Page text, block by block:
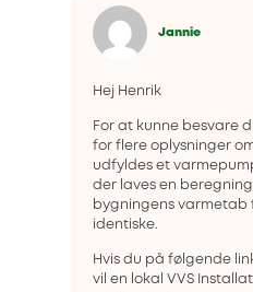
Jannie
Hej Henrik
For at kunne besvare
for flere oplysninger
udfyldes et
der laves en
bygningens varmetab
identiske.
Hvis du på følgende
vil en lokal VVS